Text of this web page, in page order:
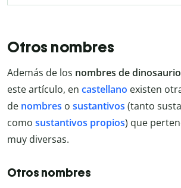
Otros nombres
Además de los nombres de
este artículo, en castellano existen
de nombres o sustantivos (tanto
como sustantivos propios) que
muy diversas.
Otros nombres